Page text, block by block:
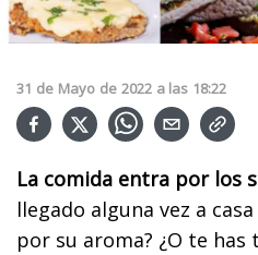
31 de Mayo de 2022 a las 18:22
La comida entra por los
llegado alguna vez a
por su aroma? ¿O te